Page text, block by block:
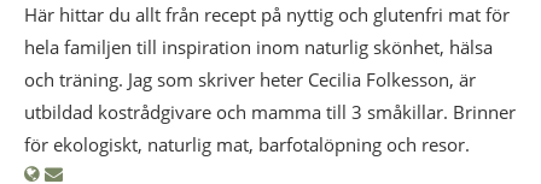
Här hittar du allt från recept på nyttig och glutenfri mat för
hela familjen till inspiration inom naturlig skönhet, hälsa
och träning. Jag som skriver heter Cecilia Folkesson, är
utbildad kostrådgivare och mamma till 3 småkillar. Brinner
för ekologiskt, naturlig mat, barfotalöpning och resor.